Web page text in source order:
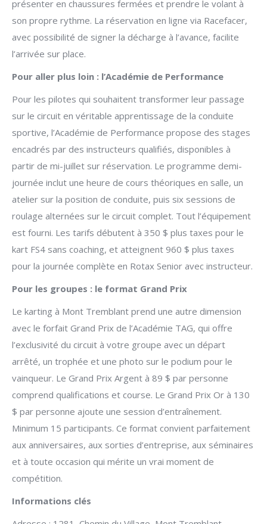
présenter en chaussures fermées et prendre le volant à
son propre rythme. La réservation en ligne via Racefacer,
avec possibilité de signer la décharge à l’avance, facilite
l’arrivée sur place.
Pour aller plus loin : l’Académie de Performance
Pour les pilotes qui souhaitent transformer leur passage
sur le circuit en véritable apprentissage de la conduite
sportive, l’Académie de Performance propose des stages
encadrés par des instructeurs qualifiés, disponibles à
partir de mi-juillet sur réservation. Le programme demi-
journée inclut une heure de cours théoriques en salle, un
atelier sur la position de conduite, puis six sessions de
roulage alternées sur le circuit complet. Tout l’équipement
est fourni. Les tarifs débutent à 350 $ plus taxes pour le
kart FS4 sans coaching, et atteignent 960 $ plus taxes
pour la journée complète en Rotax Senior avec instructeur.
Pour les groupes : le format Grand Prix
Le karting à Mont Tremblant prend une autre dimension
avec le forfait Grand Prix de l’Académie TAG, qui offre
l’exclusivité du circuit à votre groupe avec un départ
arrêté, un trophée et une photo sur le podium pour le
vainqueur. Le Grand Prix Argent à 89 $ par personne
comprend qualifications et course. Le Grand Prix Or à 130
$ par personne ajoute une session d’entraînement.
Minimum 15 participants. Ce format convient parfaitement
aux anniversaires, aux sorties d’entreprise, aux séminaires
et à toute occasion qui mérite un vrai moment de
compétition.
Informations clés